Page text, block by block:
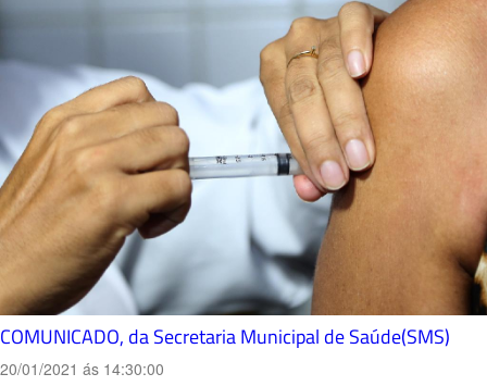
COMUNICADO, da Secretaria Municipal de Saúde(SMS)
20/01/2021 ás 14:30:00